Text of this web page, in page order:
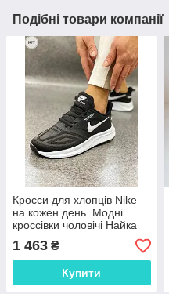
Подібні товари компанії
Кросси для хлопців Nike
на кожен день. Модні
кроссівки чоловічі Найка
весна осінь.
1 463 ₴
Купити